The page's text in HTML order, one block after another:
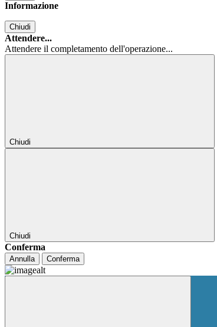
Informazione
Chiudi
Attendere...
Attendere il completamento dell'operazione...
Chiudi
Chiudi
Conferma
Annulla Conferma